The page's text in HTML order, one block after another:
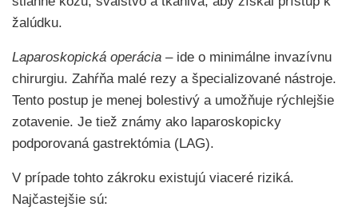
žalúdku.
Laparoskopická operácia –ide o minimálne invazívnu
chirurgiu. Zahŕňa malé rezy a špecializované nástroje.
Tento postup je menej bolestivý a umožňuje rýchlejšie
zotavenie. Je tiež známy ako laparoskopicky
podporovaná gastrektómia (LAG).
V prípade tohto zákroku existujú viaceré riziká.
Najčastejšie sú: